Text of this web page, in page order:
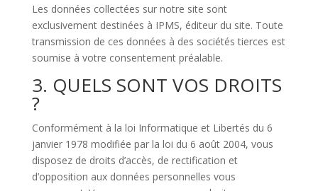
Les données collectées sur notre site sont
exclusivement destinées à IPMS, éditeur du site. Toute
transmission de ces données à des sociétés tierces est
soumise à votre consentement préalable.
3. QUELS SONT VOS DROITS
?
Conformément à la loi Informatique et Libertés du 6
janvier 1978 modifiée par la loi du 6 août 2004, vous
disposez de droits d’accès, de rectification et
d’opposition aux données personnelles vous